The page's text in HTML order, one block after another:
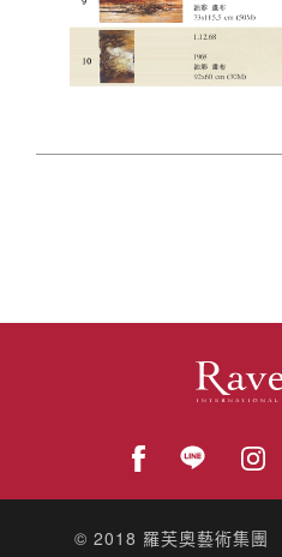
© 2018 羅芙奧藝術集團